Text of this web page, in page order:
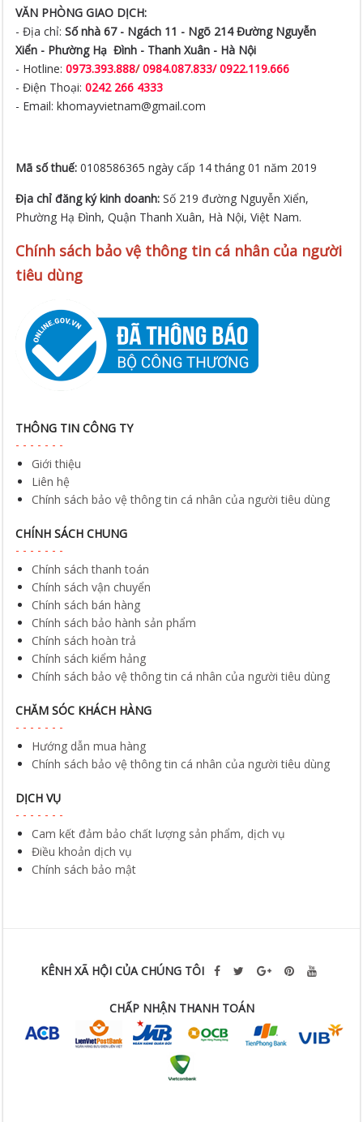
VĂN PHÒNG GIAO DỊCH:
- Địa chỉ:Số nhà 67 - Ngách 11 - Ngõ 214 Đường Nguyễn
Xiển - Phường Hạ Đình - Thanh Xuân - Hà Nội
- Hotline:0973.393.888/ 0984.087.833/ 0922.119.666
- Điện Thoại:0242 266 4333
- Email: khomayvietnam@gmail.com
Mã số thuế:0108586365 ngày cấp 14 tháng 01 năm 2019
Địa chỉ đăng ký kinh doanh:Số 219 đường Nguyễn Xiển,
Phường Hạ Đình, Quận Thanh Xuân, Hà Nội, Việt Nam.
Chính sách bảo vệ thông tin cá nhân của người
tiêu dùng
THÔNG TIN CÔNG TY
Giới thiệu
Liên hệ
Chính sách bảo vệ thông tin cá nhân của người tiêu dùng
CHÍNH SÁCH CHUNG
Chính sách thanh toán
Chính sách vận chuyển
Chính sách bán hàng
Chính sách bảo hành sản phẩm
Chính sách hoàn trả
Chính sách kiểm hảng
Chính sách bảo vệ thông tin cá nhân của người tiêu dùng
CHĂM SÓC KHÁCH HÀNG
Hướng dẫn mua hàng
Chính sách bảo vệ thông tin cá nhân của người tiêu dùng
DỊCH VỤ
Cam kết đảm bảo chất lượng sản phẩm, dịch vụ
Điều khoản dịch vụ
Chính sách bảo mật
KÊNH XÃ HỘI CỦA CHÚNG TÔI
CHẤP NHẬN THANH TOÁN